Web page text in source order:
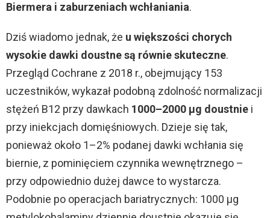
Biermera i zaburzeniach wchłaniania.
Dziś wiadomo jednak, że u większości chorych
wysokie dawki doustne są równie skuteczne.
Przegląd Cochrane z 2018 r., obejmujący 153
uczestników, wykazał podobną zdolność normalizacji
stężeń B12 przy dawkach 1000–2000 µg doustnie i
przy iniekcjach domięśniowych. Dzieje się tak,
ponieważ około 1–2% podanej dawki wchłania się
biernie, z pominięciem czynnika wewnętrznego –
przy odpowiednio dużej dawce to wystarcza.
Podobnie po operacjach bariatrycznych: 1000 µg